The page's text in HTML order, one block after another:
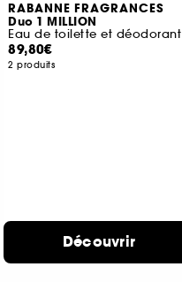
RABANNE FRAGRANCES
Duo 1 MILLION
Eau de toilette et déodorant
89,80€
2 produits
Découvrir